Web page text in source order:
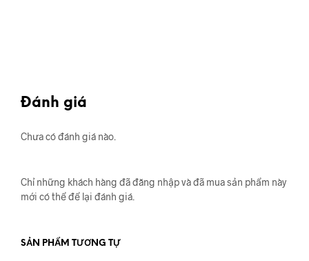
Đánh giá
Chưa có đánh giá nào.
Chỉ những khách hàng đã đăng nhập và đã mua sản phẩm này
mới có thể để lại đánh giá.
SẢN PHẨM TƯƠNG TỰ